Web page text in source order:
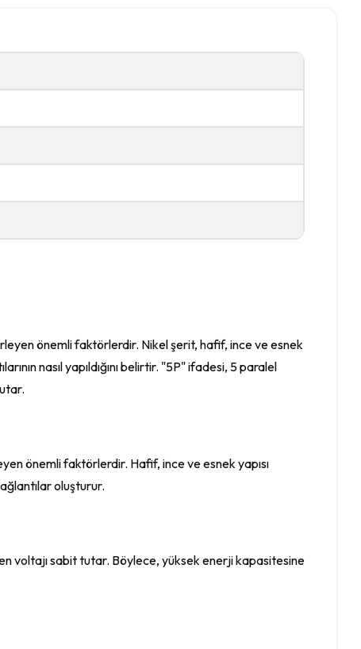
önemli faktörlerdir. Nikel şerit, hafif, ince ve esnek
nasıl yapıldığını belirtir. "5P" ifadesi, 5 paralel
önemli faktörlerdir. Hafif, ince ve esnek yapısı
oluşturur.
voltajı sabit tutar. Böylece, yüksek enerji kapasitesine